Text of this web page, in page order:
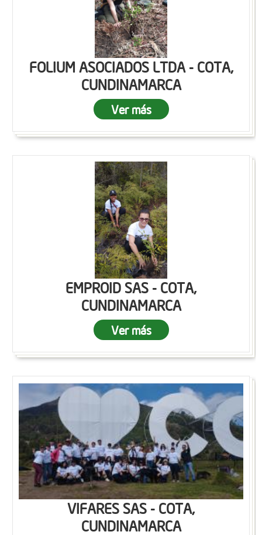
FOLIUM ASOCIADOS LTDA - COTA,
CUNDINAMARCA
Ver más
EMPROID SAS - COTA,
CUNDINAMARCA
Ver más
VIFARES SAS - COTA,
CUNDINAMARCA